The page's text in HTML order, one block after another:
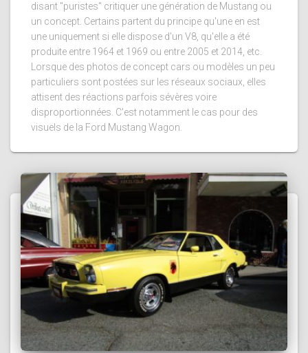
disant "puristes" critiquer une génération de Mustang ou
un concept. Certains partent du principe qu'une en est
une uniquement si elle dispose d'un V8, qu'elle a été
produite entre 1964 et 1969 ou entre 2005 et 2014, etc.
Lorsque des photos de concept cars ou modèles un peu
particuliers sont postées sur les réseaux sociaux, elles
attisent des réactions parfois sévères voire
disproportionnées. C'est notamment le cas pour des
visuels de la Ford Mustang Wagon.